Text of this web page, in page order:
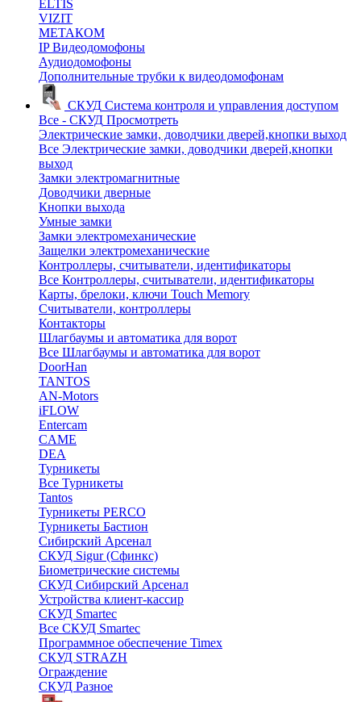
ELTIS
VIZIT
МЕТАКОМ
IP Видеодомофоны
Аудиодомофоны
Дополнительные трубки к видеодомофонам
СКУД Система контроля и управления доступом
Все - СКУД Просмотреть
Электрические замки, доводчики дверей,кнопки выход
Все Электрические замки, доводчики дверей,кнопки
выход
Замки электромагнитные
Доводчики дверные
Кнопки выхода
Умные замки
Замки электромеханические
Защелки электромеханические
Контроллеры, считыватели, идентификаторы
Все Контроллеры, считыватели, идентификаторы
Карты, брелоки, ключи Touch Memory
Считыватели, контроллеры
Контакторы
Шлагбаумы и автоматика для ворот
Все Шлагбаумы и автоматика для ворот
DoorHan
TANTOS
AN-Motors
iFLOW
Entercam
CAME
DEA
Турникеты
Все Турникеты
Tantos
Турникеты PERCO
Турникеты Бастион
Сибирский Арсенал
СКУД Sigur (Сфинкс)
Биометрические системы
СКУД Сибирский Арсенал
Устройства клиент-кассир
СКУД Smartec
Все СКУД Smartec
Программное обеспечение Timex
СКУД STRAZH
Ограждение
СКУД Разное